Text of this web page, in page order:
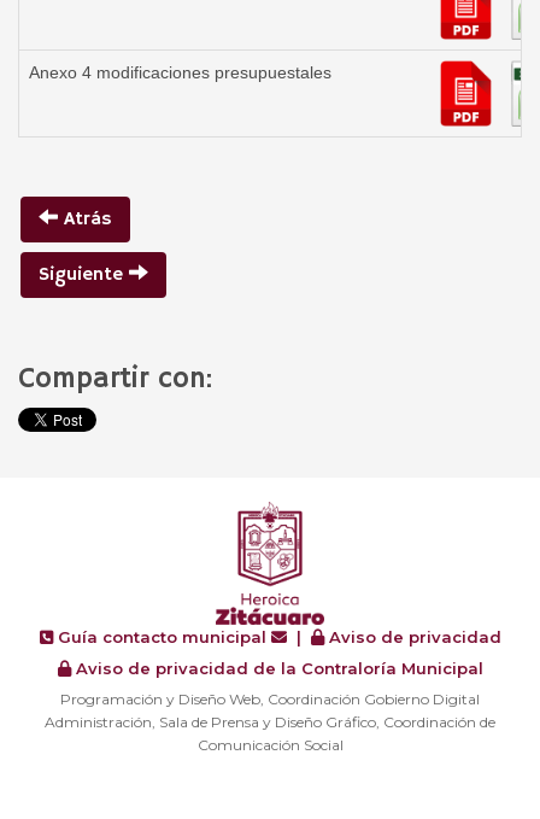
Anexo 4 modificaciones presupuestales
Atrás
Siguiente
Compartir con:
Guía contacto municipal |
Aviso de privacidad
Aviso de privacidad de la Contraloría Municipal
Programación y Diseño Web, Coordinación Gobierno Digital
Administración, Sala de Prensa y Diseño Gráfico, Coordinación de
Comunicación Social